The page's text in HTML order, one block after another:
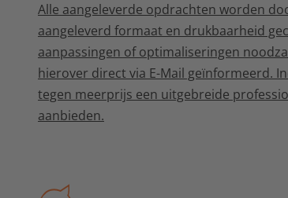
Alle aangeleverde opdrachten worden
aangeleverd formaat en drukbaarheid
aanpassingen of optimaliseringen
hierover direct via E-Mail geïnformeerd.
tegen meerprijs een uitgebreide
aanbieden.